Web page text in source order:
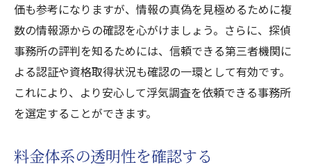
価も参考になりますが、情報の真偽を見極めるために複
数の情報源からの確認を心がけましょう。さらに、探偵
事務所の評判を知るためには、信頼できる第三者機関に
よる認証や資格取得状況も確認の一環として有効です。
これにより、より安心して浮気調査を依頼できる事務所
を選定することができます。
料金体系の透明性を確認する